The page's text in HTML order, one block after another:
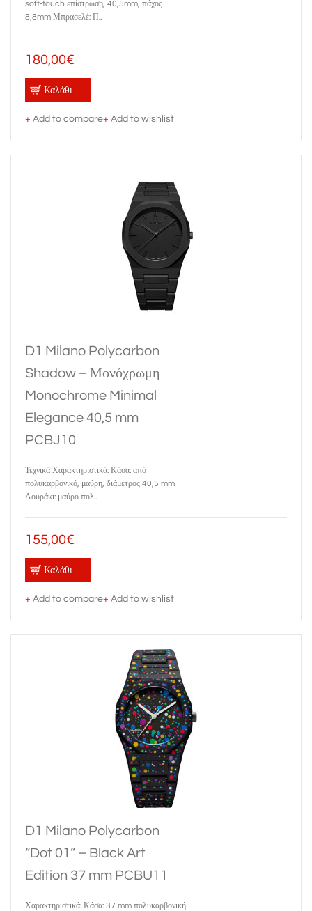
soft-touch επίστρωση, 40,5mm, πάχος
8,8mm Μπρασελέ: Π..
180,00€
Καλάθι
+ Add to compare+ Add to wishlist
D1 Milano Polycarbon
Shadow – Μονόχρωμη
Monochrome Minimal
Elegance 40,5 mm
PCBJ10
Τεχνικά Χαρακτηριστικά: Κάσα: από
πολυκαρβονικό, μαύρη, διάμετρος 40,5 mm
Λουράκι: μαύρο πολ..
155,00€
Καλάθι
+ Add to compare+ Add to wishlist
D1 Milano Polycarbon
“Dot 01” – Black Art
Edition 37 mm PCBU11
Χαρακτηριστικά: Κάσα: 37 mm πολυκαρβονική